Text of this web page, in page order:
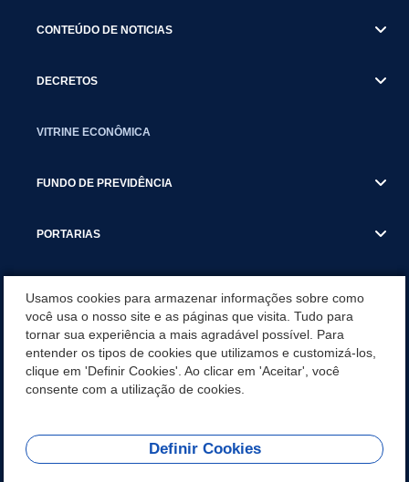
CONTEÚDO DE NOTICIAS
DECRETOS
VITRINE ECONÔMICA
FUNDO DE PREVIDÊNCIA
PORTARIAS
CONCURSO/PSS/CONVOCAÇÃO
INCENTIVOS PÚBLICOS À PROJETOS CULTURAIS - INÁCIO
MARTINS PR
REDES SOCIAIS
Usamos cookies para armazenar informações sobre como
você usa o nosso site e as páginas que visita. Tudo para
tornar sua experiência a mais agradável possível. Para
entender os tipos de cookies que utilizamos e customizá-los,
clique em 'Definir Cookies'. Ao clicar em 'Aceitar', você
consente com a utilização de cookies.
Definir Cookies